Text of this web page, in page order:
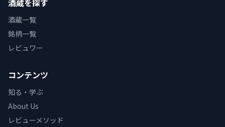
酒蔵を探す
酒蔵一覧
銘柄一覧
レビュワー
コンテンツ
知る・学ぶ
About Us
レビューメソッド